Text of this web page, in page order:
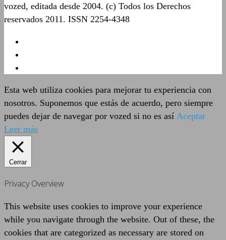
vozed, editada desde 2004. (c) Todos los Derechos
reservados 2011. ISSN 2254-4348
Esta web utiliza cookies para mejorar tu experiencia con
nosotros. Suponemos que estás de acuerdo, pero siempre
puedes dejar de navegar por vozed si no es así Aceptar
Leer más
Cerrar
Privacy Overview
This website uses cookies to improve your experience
while you navigate through the website. Out of these, the
cookies that are categorized as necessary are stored on